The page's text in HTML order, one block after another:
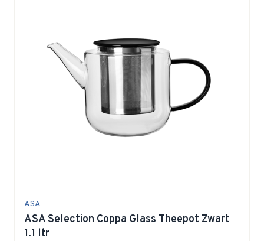
ASA
ASA Selection Coppa Glass Theepot Zwart
1.1 ltr